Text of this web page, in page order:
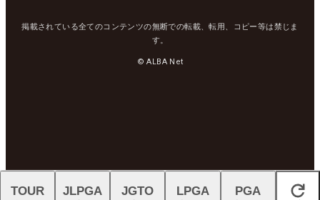
掲載されている全てのコンテンツの無断での転載、転用、コピー等は禁じま
す。
© ALBA Net
閉じる
TOUR JLPGA JGTO LPGA PGA